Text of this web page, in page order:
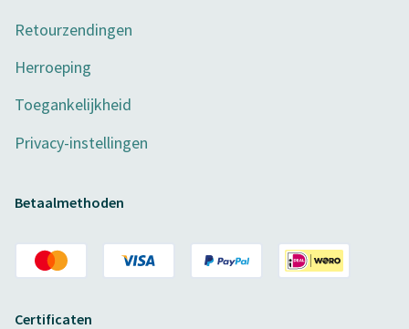
Retourzendingen
Herroeping
Toegankelijkheid
Privacy-instellingen
Betaalmethoden
Certificaten